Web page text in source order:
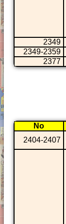
2349
2349-2359
2377
No
2404-2407